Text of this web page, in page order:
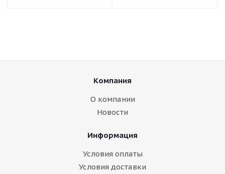
Компания
О компании
Новости
Информация
Условия оплаты
Условия доставки